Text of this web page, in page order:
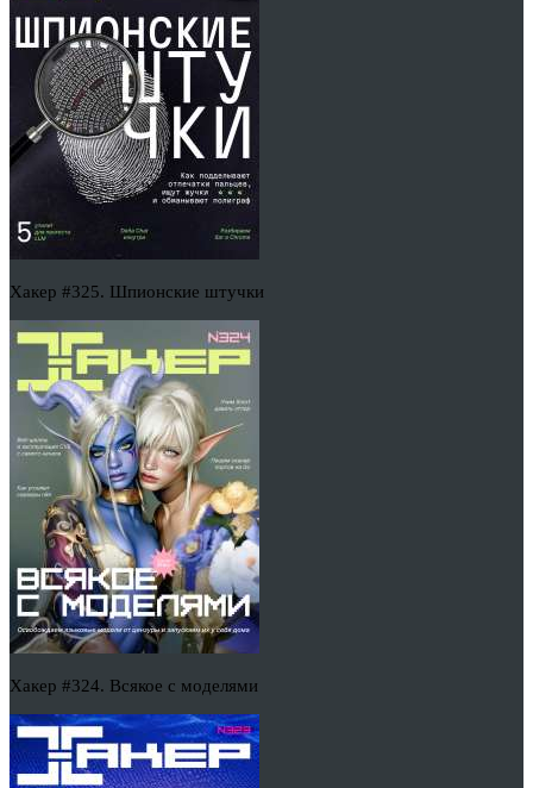
Хакер #325. Шпионские штучки
Хакер #324. Всякое с моделями